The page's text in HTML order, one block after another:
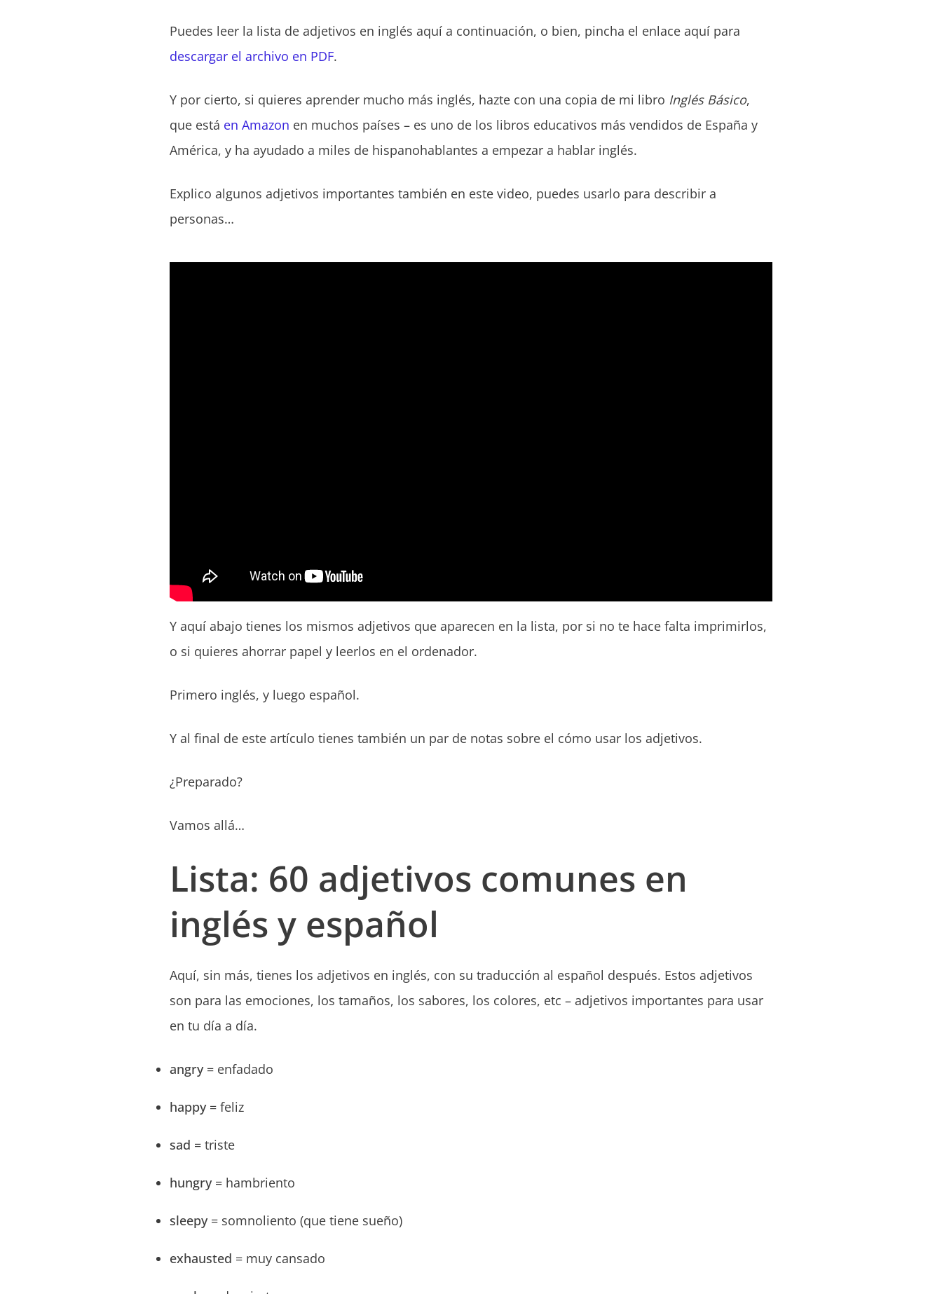
Puedes leer la lista de adjetivos en inglés aquí a continuación, o bien, pincha el enlace aquí para
descargar el archivo en PDF.
Y por cierto, si quieres aprender mucho más inglés, hazte con una copia de mi libro Inglés Básico,
que está en Amazon en muchos países – es uno de los libros educativos más vendidos de España y
América, y ha ayudado a miles de hispanohablantes a empezar a hablar inglés.
Explico algunos adjetivos importantes también en este video, puedes usarlo para describir a
personas…
Y aquí abajo tienes los mismos adjetivos que aparecen en la lista, por si no te hace falta imprimirlos,
o si quieres ahorrar papel y leerlos en el ordenador.
Primero inglés, y luego español.
Y al final de este artículo tienes también un par de notas sobre el cómo usar los adjetivos.
¿Preparado?
Vamos allá…
Lista: 60 adjetivos comunes en
inglés y español
Aquí, sin más, tienes los adjetivos en inglés, con su traducción al español después. Estos adjetivos
son para las emociones, los tamaños, los sabores, los colores, etc – adjetivos importantes para usar
en tu día a día.
angry= enfadado
happy= feliz
sad = triste
hungry= hambriento
sleepy= somnoliento (que tiene sueño)
exhausted = muy cansado